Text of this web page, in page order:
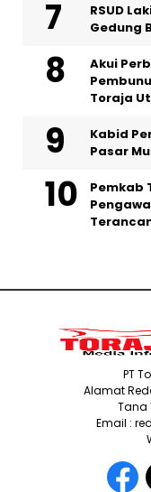
RSUD
Gedung
Akui
Toraja
Kabid
Pasar
Pemkab
PT
Alamat
Tana
Email :